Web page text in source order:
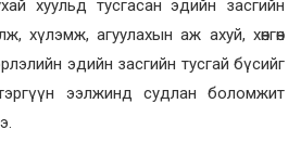
хуульд тусгасан эдийн засгийн
хүлэмж, агуулахын аж ахуй, хөнгөн
эдийн засгийн тусгай бүсийг
ээлжинд судлан боломжит